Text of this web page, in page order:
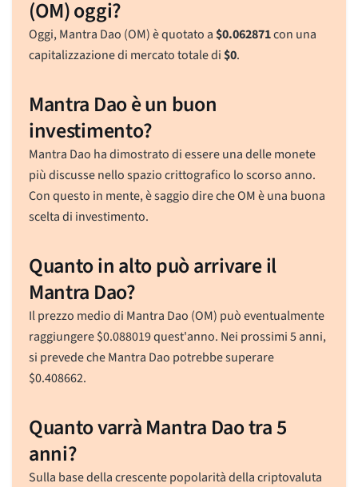
(OM) oggi?
Oggi, Mantra Dao (OM) è quotato a$0.062871con una
capitalizzazione di mercato totale di$0.
Mantra Dao è un buon
investimento?
Mantra Dao ha dimostrato di essere una delle monete
più discusse nello spazio crittografico lo scorso anno.
Con questo in mente, è saggio dire che OM è una buona
scelta di investimento.
Quanto in alto può arrivare il
Mantra Dao?
Il prezzo medio di Mantra Dao (OM) può eventualmente
raggiungere$0.088019quest'anno. Nei prossimi 5 anni,
si prevede che Mantra Dao potrebbe superare
$0.408662.
Quanto varrà Mantra Dao tra 5
anni?
Sulla base della crescente popolarità della criptovaluta